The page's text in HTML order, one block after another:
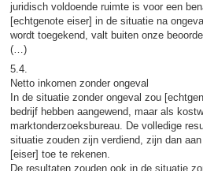
juridisch voldoende ruimte is voor een
[echtgenote eiser] in de situatie na
wordt toegekend, valt buiten onze
(…)
5.4.
Netto inkomen zonder ongeval
In de situatie zonder ongeval zou
bedrijf hebben aangewend, maar als
marktonderzoeksbureau. De volledige
situatie zouden zijn verdiend, zijn dan
[eiser] toe te rekenen.
De resultaten zouden ook in de situatie